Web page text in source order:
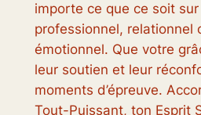
importe ce que ce soit
professionnel, relationnel
émotionnel. Que votre
leur soutien et leur
moments d’épreuve.
Tout-Puissant, ton Esprit